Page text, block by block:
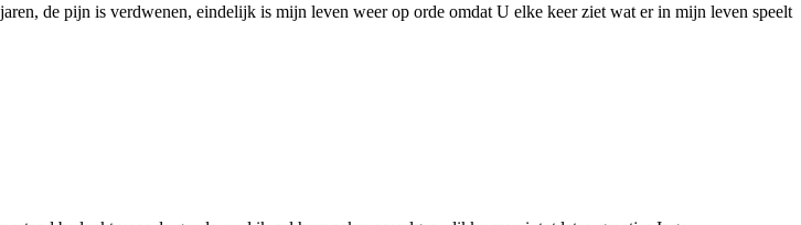
de pijn is verdwenen, eindelijk is mijn leven weer op orde omdat U elke keer ziet wat er in mijn leven speelt